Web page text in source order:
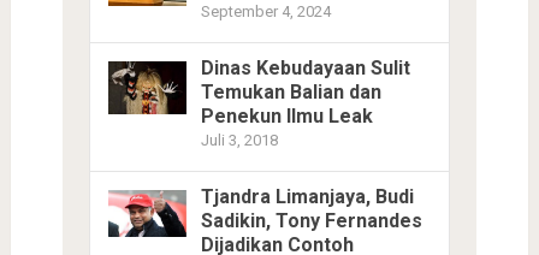
September 4, 2024
Dinas Kebudayaan Sulit
Temukan Balian dan
Penekun Ilmu Leak
Juli 3, 2018
Tjandra Limanjaya, Budi
Sadikin, Tony Fernandes
Dijadikan Contoh